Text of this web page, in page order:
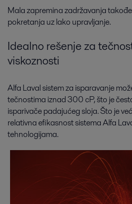
Mala zapremina zadržavanja
pokretanja uz lako upravljanje.
Idealno rešenje za
viskoznosti
Alfa Laval sistem za isparavanje
tečnostima iznad 300 cP, što je
isparivače padajućeg sloja. Što je
relativna efikasnost sistema Alfa
tehnologijama.